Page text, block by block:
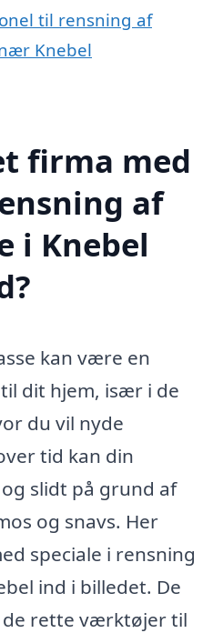
til rensning af
Knebel
firma med
af
i Knebel
kan være en
dit hjem, især i de
du vil nyde
tid kan din
slidt på grund af
og snavs. Her
speciale i rensning
ind i billedet. De
de rette værktøjer til